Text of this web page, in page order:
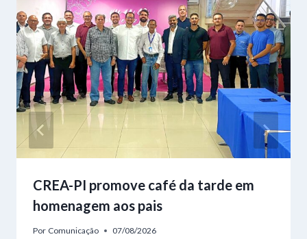
CREA-PI promove café da tarde em
homenagem aos pais
Por Comunicação 07/08/2026